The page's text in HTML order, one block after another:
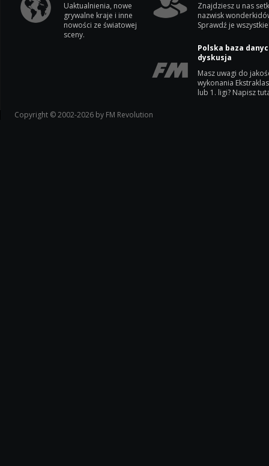
Uaktualnienia, nowe
grywalne kraje i inne
nowości ze światowej
sceny.
Znajdziesz u nas
nazwisk
Sprawdź je
Polska baza
dyskusja
Masz uwagi do
wykonania
lub 1. ligi? Napisz
Copyright © 2002-2026 by FM Revolution